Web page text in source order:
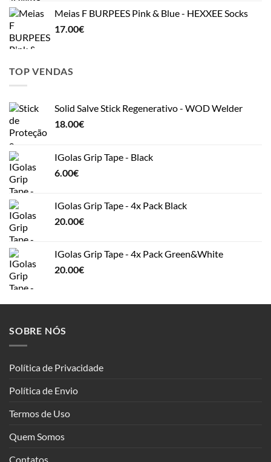
Meias F BURPEES Pink & Blue - HEXXEE Socks
17.00€
TOP VENDAS
Solid Salve Stick Regenerativo - WOD Welder
18.00€
IGolas Grip Tape - Black
6.00€
IGolas Grip Tape - 4x Pack Black
20.00€
IGolas Grip Tape - 4x Pack Green&White
20.00€
SOBRE NÓS
Política de Privacidade
Política de Envio
Termos de Uso
Quem Somos
Contatos